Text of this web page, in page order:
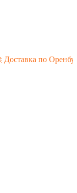
🚀 Доставка по